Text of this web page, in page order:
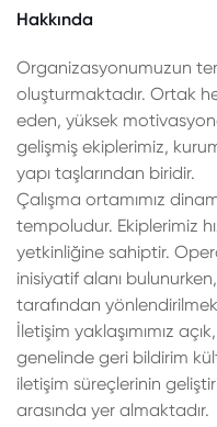
Hakkında
Organizasyonumuzun
oluşturmaktadır. Ortak
eden, yüksek
gelişmiş ekiplerimiz,
yapı taşlarından biridir.
Çalışma ortamımız
tempoludur. Ekiplerimiz
yetkinliğine sahiptir.
inisiyatif alanı
tarafından
İletişim yaklaşımımız
genelinde geri bildirim
iletişim süreçlerinin
arasında yer almaktadır.